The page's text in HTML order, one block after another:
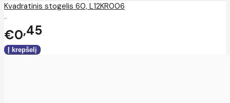
Kvadratinis stogelis 60, L12KR006
..
€0 45